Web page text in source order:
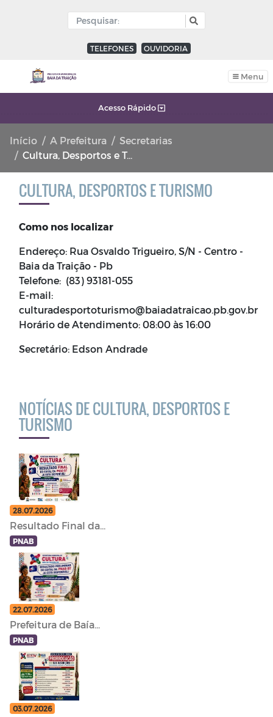
TELEFONES OUVIDORIA
Menu
Acesso Rápido
Início A Prefeitura
Secretarias
Cultura, Desportos e Turismo
CULTURA, DESPORTOS E TURISMO
Como nos localizar
Endereço: Rua Osvaldo Trigueiro, S/N - Centro -
Baia da Traição - Pb
Telefone: (83) 93181-055
E-mail:
culturadesportoturismo@baiadatraicao.pb.gov.br
Horário de Atendimento: 08:00 às 16:00
Secretário: Edson Andrade
NOTÍCIAS DE CULTURA, DESPORTOS E
TURISMO
28.07.2026
Resultado Final da...
PNAB
22.07.2026
Prefeitura de Baía...
PNAB
03.07.2026